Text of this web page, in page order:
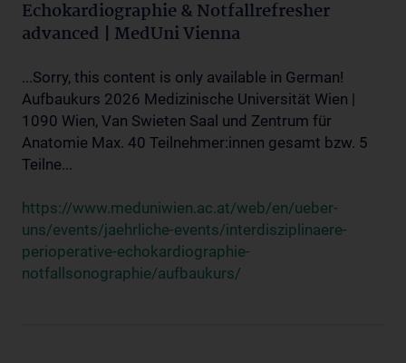
Echokardiographie & Notfallrefresher
advanced | MedUni Vienna
...Sorry, this content is only available in German!
Aufbaukurs 2026 Medizinische Universität Wien |
1090 Wien, Van Swieten Saal und Zentrum für
Anatomie Max. 40 Teilnehmer:innen gesamt bzw. 5
Teilne...
https://www.meduniwien.ac.at/web/en/ueber-
uns/events/jaehrliche-events/interdisziplinaere-
perioperative-echokardiographie-
notfallsonographie/aufbaukurs/